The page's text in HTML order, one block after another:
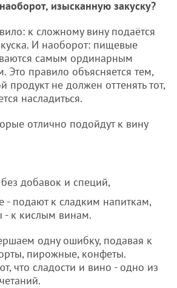
изысканную закуску?
к сложному вину подаётся
И наоборот: пищевые
самым ординарным
Это правило объясняется тем,
продукт не должен оттенять тот,
насладиться.
отлично подойдут к вину
добавок и специй,
- подают к сладким напиткам,
- к кислым винам.
одну ошибку, подавая к
пирожные, конфеты.
что сладости и вино - одно из